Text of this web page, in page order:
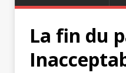
La fin du